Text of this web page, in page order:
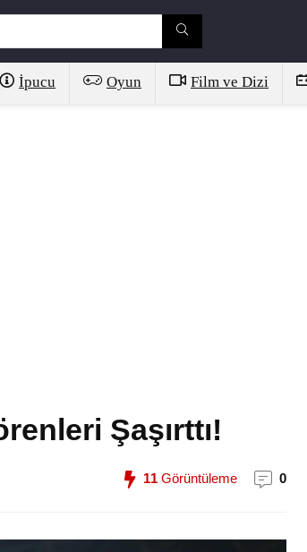
İpucu Oyun Film ve Dizi
Şaşırttı!
11 Görüntüleme 0